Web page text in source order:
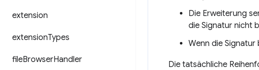
extension
extensionTypes
fileBrowserHandler
Die Erweiterung
die Signatur nicht
Wenn die
Die tatsächliche